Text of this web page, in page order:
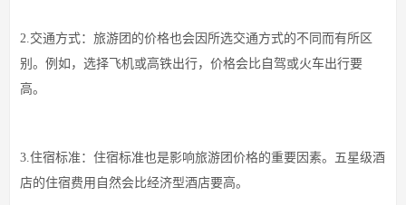
2.交通方式：旅游团的价格也会因所选交通方式的不同而有所区
别。例如，选择飞机或高铁出行，价格会比自驾或火车出行要
高。
3.住宿标准：住宿标准也是影响旅游团价格的重要因素。五星级酒
店的住宿费用自然会比经济型酒店要高。